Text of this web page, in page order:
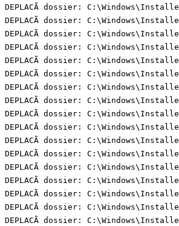
DEPLACÃ dossier:
DEPLACÃ dossier:
DEPLACÃ dossier:
DEPLACÃ dossier:
DEPLACÃ dossier:
DEPLACÃ dossier:
DEPLACÃ dossier:
DEPLACÃ dossier:
DEPLACÃ dossier:
DEPLACÃ dossier:
DEPLACÃ dossier:
DEPLACÃ dossier:
DEPLACÃ dossier:
DEPLACÃ dossier:
DEPLACÃ dossier:
DEPLACÃ dossier:
DEPLACÃ dossier: